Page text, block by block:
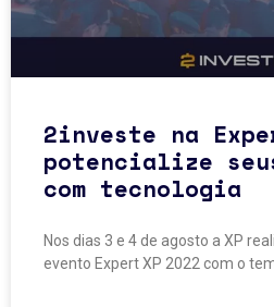
2investe na
potencialize
com tecnologia
Nos dias 3 e 4 de agosto a XP
evento Expert XP 2022 com o